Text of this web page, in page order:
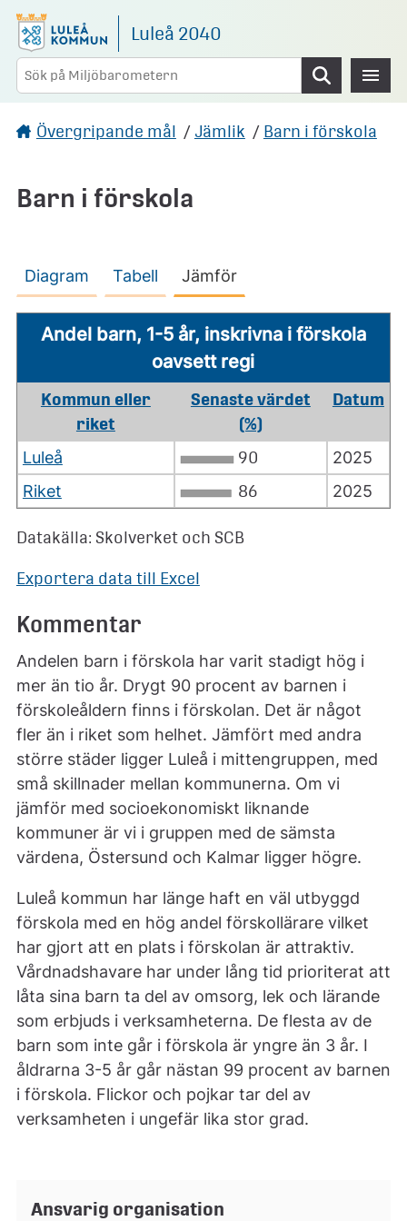
Gå direkt till sidans innehåll
Luleå 2040
Sök
Övergripande mål / Jämlik / Barn i förskola
Barn i förskola
Diagram Tabell Jämför
Andel barn, 1-5 år, inskrivna i förskola
oavsett regi
Kommun eller
riket
Senaste värdet
(%)
Datum
Luleå 90
2025
Riket
86 2025
Datakälla: Skolverket och SCB
Exportera data till Excel
Kommentar
Andelen barn i förskola har varit stadigt hög i
mer än tio år. Drygt 90 procent av barnen i
förskoleåldern finns i förskolan. Det är något
fler än i riket som helhet. Jämfört med andra
större städer ligger Luleå i mittengruppen, med
små skillnader mellan kommunerna. Om vi
jämför med socioekonomiskt liknande
kommuner är vi i gruppen med de sämsta
värdena, Östersund och Kalmar ligger högre.
Luleå kommun har länge haft en väl utbyggd
förskola med en hög andel förskollärare vilket
har gjort att en plats i förskolan är attraktiv.
Vårdnadshavare har under lång tid prioriterat att
låta sina barn ta del av omsorg, lek och lärande
som erbjuds i verksamheterna. De flesta av de
barn som inte går i förskola är yngre än 3 år. I
åldrarna 3-5 år går nästan 99 procent av barnen
i förskola. Flickor och pojkar tar del av
verksamheten i ungefär lika stor grad.
Ansvarig organisation